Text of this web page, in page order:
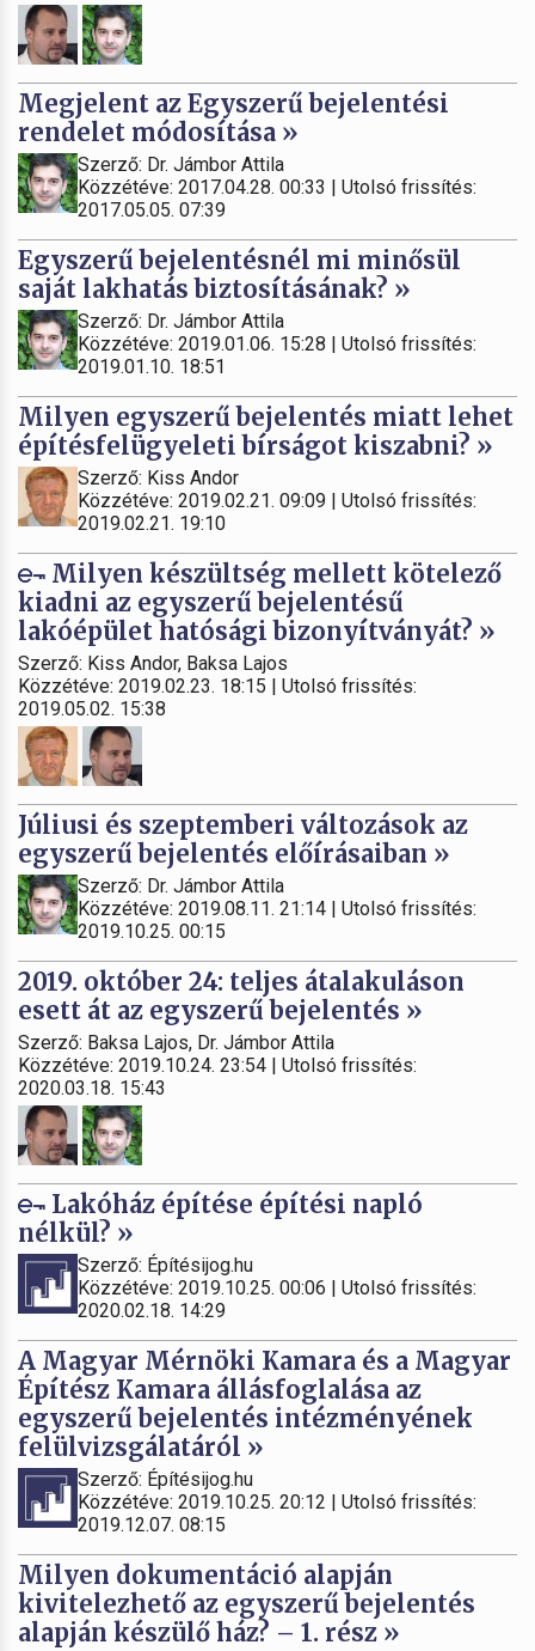
Megjelent az Egyszerű bejelentési
rendelet módosítása »
Szerző: Dr. Jámbor Attila
Közzétéve: 2017.04.28. 00:33 | Utolsó frissítés:
2017.05.05. 07:39
Egyszerű bejelentésnél mi minősül
saját lakhatás biztosításának? »
Szerző: Dr. Jámbor Attila
Közzétéve: 2019.01.06. 15:28 | Utolsó frissítés:
2019.01.10. 18:51
Milyen egyszerű bejelentés miatt lehet
építésfelügyeleti bírságot kiszabni? »
Szerző: Kiss Andor
Közzétéve: 2019.02.21. 09:09 | Utolsó frissítés:
2019.02.21. 19:10
Milyen készültség mellett kötelező
kiadni az egyszerű bejelentésű
lakóépület hatósági bizonyítványát? »
Szerző: Kiss Andor, Baksa Lajos
Közzétéve: 2019.02.23. 18:15 | Utolsó frissítés:
2019.05.02. 15:38
Júliusi és szeptemberi változások az
egyszerű bejelentés előírásaiban »
Szerző: Dr. Jámbor Attila
Közzétéve: 2019.08.11. 21:14 | Utolsó frissítés:
2019.10.25. 00:15
2019. október 24: teljes átalakuláson
esett át az egyszerű bejelentés »
Szerző: Baksa Lajos, Dr. Jámbor Attila
Közzétéve: 2019.10.24. 23:54 | Utolsó frissítés:
2020.03.18. 15:43
Lakóház építése építési napló
nélkül? »
Szerző: Építésijog.hu
Közzétéve: 2019.10.25. 00:06 | Utolsó frissítés:
2020.02.18. 14:29
A Magyar Mérnöki Kamara és a Magyar
Építész Kamara állásfoglalása az
egyszerű bejelentés intézményének
felülvizsgálatáról »
Szerző: Építésijog.hu
Közzétéve: 2019.10.25. 20:12 | Utolsó frissítés:
2019.12.07. 08:15
Milyen dokumentáció alapján
kivitelezhető az egyszerű bejelentés
alapján készülő ház? – 1. rész »